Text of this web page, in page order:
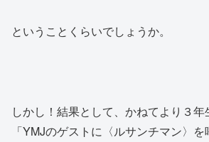
ということくらいでしょうか。
しかし！結果として、かねてより３
「YMJのゲストに〈ルサンチマン〉